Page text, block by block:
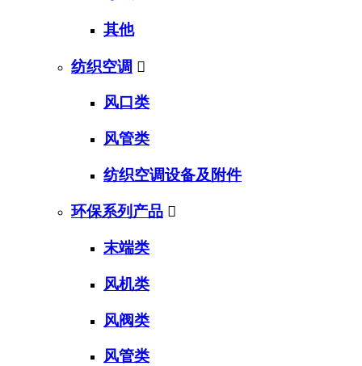
其他
纺织空调 
风口类
风管类
纺织空调设备及附件
环保系列产品 
末端类
风机类
风阀类
风管类